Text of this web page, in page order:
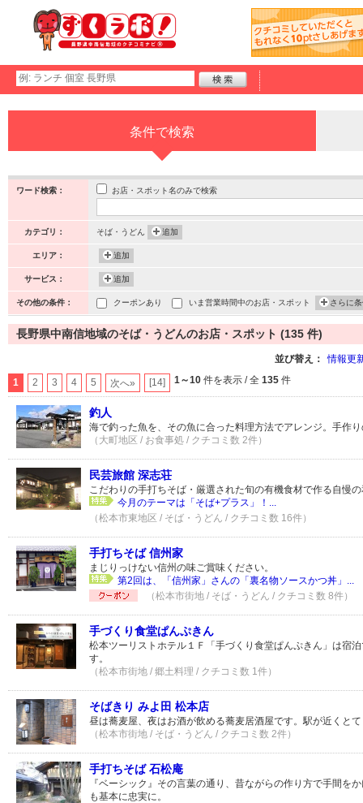
条件で検索
ワード検索： お店・スポット名のみで検索
カテゴリ： そば・うどん 追加
エリア： 追加
サービス： 追加
その他の条件： クーポンあり いま営業時間中のお店・スポット さらに
長野県中南信地域のそば・うどんのお店・スポット (135 件)
並び替え： 情報更
1 2 3 4 5 次へ» [14] 1～10 件を表示 / 全 135 件
釣人
海で釣った魚を、その魚に合った料理方法でアレンジ。手作
（大町地区 / お食事処 / クチコミ数 2件）
民芸旅館 深志荘
こだわりの手打ちそば・厳選された旬の有機食材で作る自慢
今月のテーマは「そば+プラス」！...
（松本市東地区 / そば・うどん / クチコミ数 16件）
手打ちそば 信州家
まじりっけない信州の味ご賞味ください。
第2回は、「信州家」さんの「裏名物ソースかつ丼」...
（松本市街地 / そば・うどん / クチコミ数 8件）
手づくり食堂ぱんぷきん
松本ツーリストホテル１Ｆ「手づくり食堂ぱんぷきん」は宿
す。
（松本市街地 / 郷土料理 / クチコミ数 1件）
そばきり みよ田 松本店
昼は蕎麦屋、夜はお酒が飲める蕎麦居酒屋です。駅が近くと
（松本市街地 / そば・うどん / クチコミ数 2件）
手打ちそば 石松庵
『ベーシック』その言葉の通り、昔ながらの作り方で手間を
も基本に忠実に。